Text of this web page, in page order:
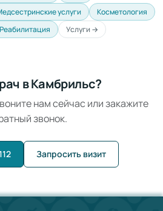
услуги
Косметология
Реабилитация Услуги →
в Камбрильс?
нам сейчас или закажите
звонок.
Запросить визит